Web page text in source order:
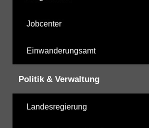
Jobcenter
Einwanderungsamt
Politik & Verwaltung
Landesregierung